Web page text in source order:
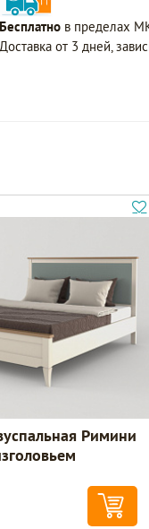
Бесплатно в пределах
Доставка от 3 дней,
Римини